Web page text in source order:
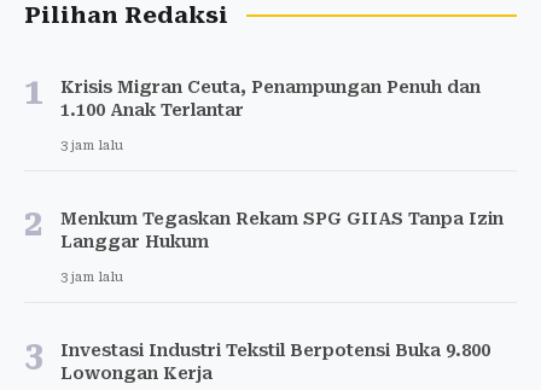
Pilihan Redaksi
1
Krisis Migran Ceuta, Penampungan Penuh dan
1.100 Anak Terlantar
3 jam lalu
2
Menkum Tegaskan Rekam SPG GIIAS Tanpa Izin
Langgar Hukum
3 jam lalu
3
Investasi Industri Tekstil Berpotensi Buka 9.800
Lowongan Kerja